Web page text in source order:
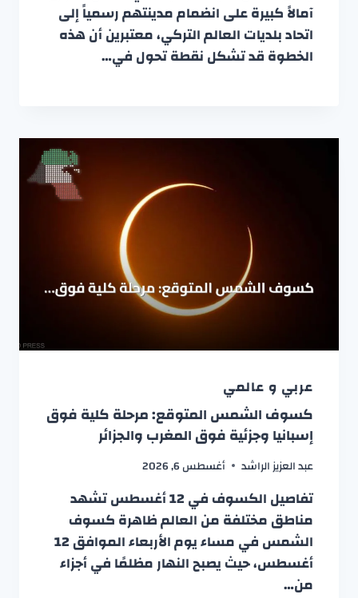
آمالاً كبيرة على انضمام مدينتهم رسمياً إلى
اتحاد بلديات العالم التركي، معتبرين أن هذه
الخطوة قد تشكل نقطة تحول في…
عربي و عالمي
كسوف الشمس المتوقع: مرحلة كلية فوق
إسبانيا وجزئية فوق المغرب والجزائر
عبد العزيز الراشد أغسطس 6, 2026
تفاصيل الكسوف في 12 أغسطس تشهد
مناطق مختلفة من العالم ظاهرة كسوف
الشمس في مساء يوم الأربعاء الموافق 12
أغسطس، حيث يصبح النهار مظلمًا في أجزاء
من…